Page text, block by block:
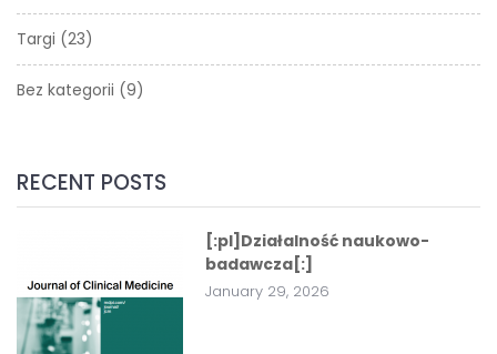
Targi (23)
Bez kategorii (9)
RECENT POSTS
[:pl]Działalność naukowo-
badawcza[:]
January 29, 2026